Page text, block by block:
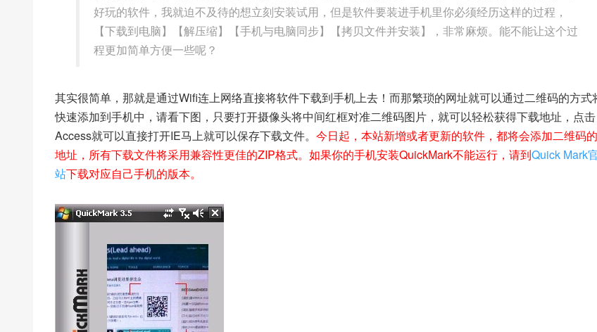
好玩的软件，我就迫不及待的想立刻安装试用，但是软件要装进手机里你必须经历这样的过程，
【下载到电脑】【解压缩】【手机与电脑同步】【拷贝文件并安装】，非常麻烦。能不能让这个过
程更加简单方便一些呢？
其实很简单，那就是通过Wifi连上网络直接将软件下载到手机上去！而那繁琐的网址就可以通过二维码的方式
快速添加到手机中，请看下图，只要打开摄像头将中间红框对准二维码图片，就可以轻松获得下载地址，点击
Access就可以直接打开IE马上就可以保存下载文件。 今日起，本站新增或者更新的软件，都将会添加二维码
地址，所有下载文件将采用兼容性更佳的ZIP格式。如果你的手机安装QuickMark不能运行，请到Quick Mark
站下载对应自己手机的版本。